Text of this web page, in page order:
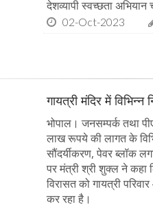
देशव्यापी स्वच्छता अभियान
02-Oct-2023
गायत्री मंदिर में विभिन्न
भोपाल। जनसम्पर्क तथा
लाख रूपये की लागत के
सौंदर्यीकरण, पेवर ब्लॉक
पर मंत्री श्री शुक्ल ने कहा
विरासत को गायत्री
कर रहा है।